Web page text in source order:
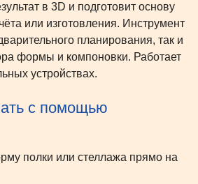
в 3D и подготовит основу
или изготовления. Инструмент
планирования, так и
формы и компоновки. Работает
устройствах.
с помощью
полки или стеллажа прямо на